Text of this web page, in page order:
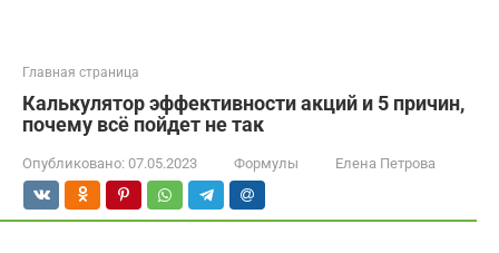
Главная страница
Калькулятор эффективности акций и 5 причин,
почему всё пойдет не так
Опубликовано: 07.05.2023 Формулы Елена Петрова